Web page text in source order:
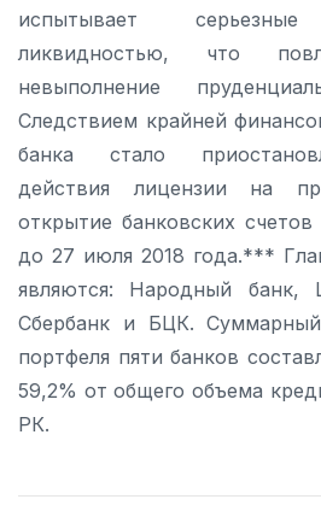
испытывает
ликвидностью, что
невыполнение
Следствием крайней
банка стало
действия лицензии на
открытие банковских
до 27 июля 2018 года.***
являются: Народный банк,
Сбербанк и БЦК.
портфеля пяти банков
59,2% от общего объема
РК.